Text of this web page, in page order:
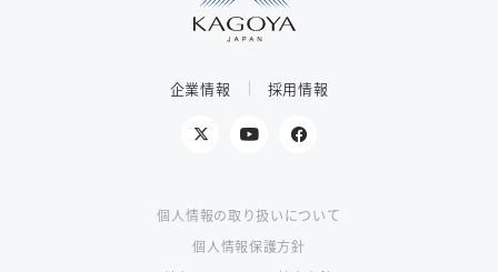
企業情報 採用情報
個人情報の取り扱いについて
個人情報保護方針